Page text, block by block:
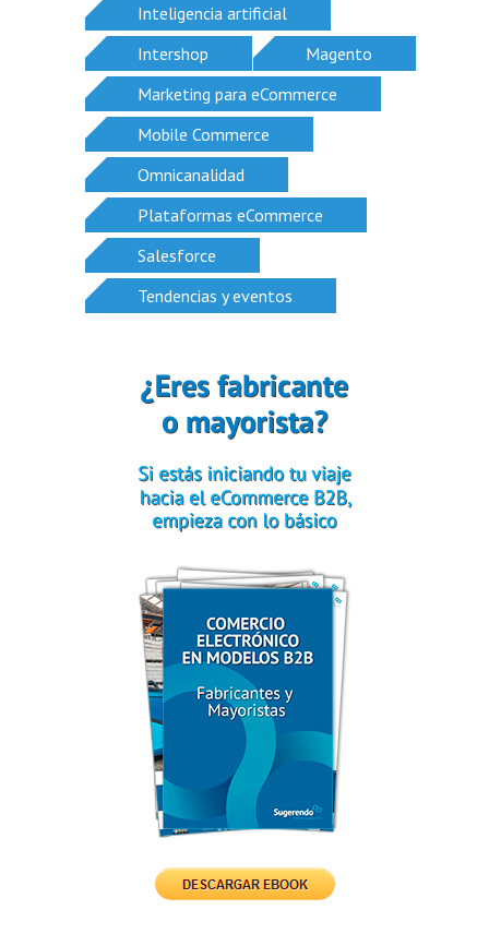
Inteligencia artificial
Intershop
Magento
Marketing para eCommerce
Mobile Commerce
Omnicanalidad
Plataformas eCommerce
Salesforce
Tendencias y eventos